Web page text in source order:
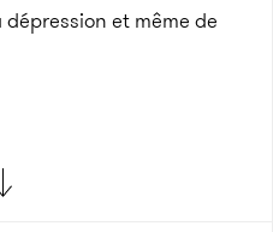
dépression et même de